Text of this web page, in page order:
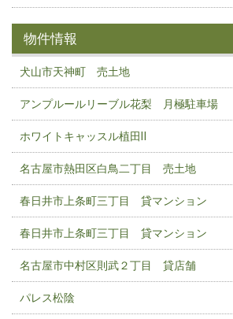
物件情報
犬山市天神町 売土地
アンプルールリーブル花梨 月極駐車場
ホワイトキャッスル植田Ⅱ
名古屋市熱田区白鳥二丁目 売土地
春日井市上条町三丁目 貸マンション
春日井市上条町三丁目 貸マンション
名古屋市中村区則武２丁目 貸店舗
パレス松陰